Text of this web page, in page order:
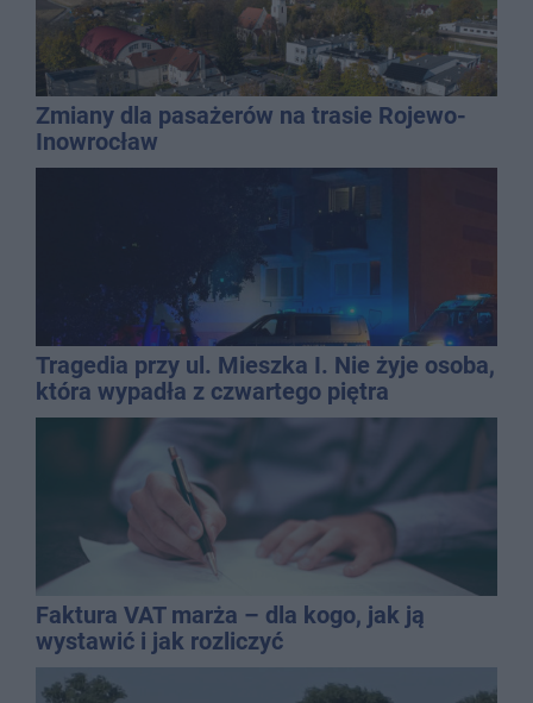
Zmiany dla pasażerów na trasie Rojewo-
Inowrocław
Tragedia przy ul. Mieszka I. Nie żyje osoba,
która wypadła z czwartego piętra
Faktura VAT marża – dla kogo, jak ją
wystawić i jak rozliczyć